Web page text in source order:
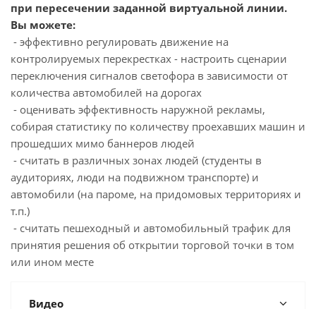
при пересечении заданной виртуальной линии.
Вы можете:
- эффективно регулировать движение на
контролируемых перекрестках - настроить сценарии
переключения сигналов светофора в зависимости от
количества автомобилей на дорогах
- оценивать эффективность наружной рекламы,
собирая статистику по количеству проехавших машин и
прошедших мимо баннеров людей
- считать в различных зонах людей (студенты в
аудиториях, люди на подвижном транспорте) и
автомобили (на пароме, на придомовых территориях и
т.п.)
- считать пешеходный и автомобильный трафик для
принятия решения об открытии торговой точки в том
или ином месте
Видео